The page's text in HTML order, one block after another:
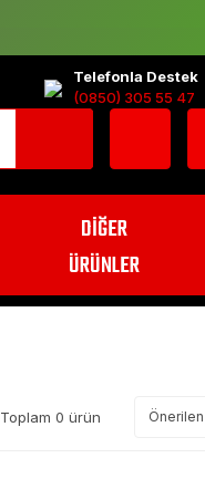
Telefonla Destek
(0850) 305 55 47
DİĞER
ÜRÜNLER
Toplam 0 ürün